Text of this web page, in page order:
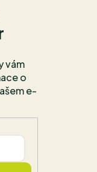
vám
o
e-